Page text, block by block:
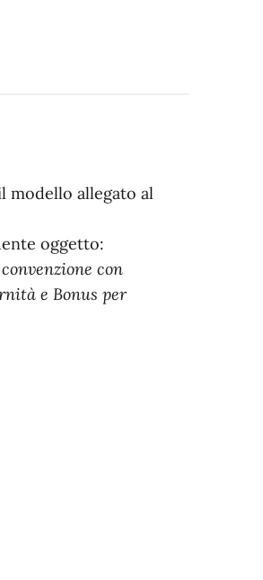
modello allegato al
oggetto:
con
e Bonus per